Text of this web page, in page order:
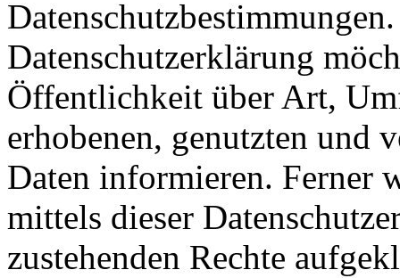
Datenschutzerklärung
Öffentlichkeit über Art,
erhobenen, genutzten und
Daten informieren. Ferner
mittels dieser
zustehenden Rechte